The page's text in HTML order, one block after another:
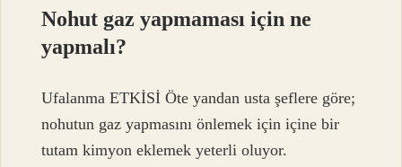
Nohut gaz yapmaması için ne
yapmalı?
Ufalanma ETKİSİ Öte yandan usta şeflere göre;
nohutun gaz yapmasını önlemek için içine bir
tutam kimyon eklemek yeterli oluyor.